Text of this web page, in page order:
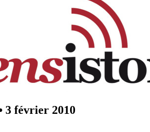
3 février 2010